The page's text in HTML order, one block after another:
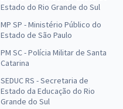
Estado do Rio Grande do Sul
MP SP - Ministério Público do
Estado de São Paulo
PM SC - Polícia Militar de Santa
Catarina
SEDUC RS - Secretaria de
Estado da Educação do Rio
Grande do Sul